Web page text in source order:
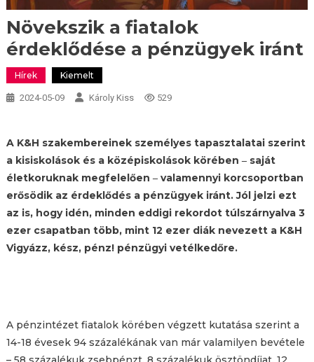
Növekszik a fiatalok
érdeklődése a pénzügyek iránt
Hírek Kiemelt
2024-05-09 Károly Kiss 529
A K&H szakembereinek személyes tapasztalatai szerint
a kisiskolások és a középiskolások körében ‒ saját
életkoruknak megfelelően ‒ valamennyi korcsoportban
erősödik az érdeklődés a pénzügyek iránt. Jól jelzi ezt
az is, hogy idén, minden eddigi rekordot túlszárnyalva 3
ezer csapatban több, mint 12 ezer diák nevezett a K&H
Vigyázz, kész, pénz! pénzügyi vetélkedőre.
A pénzintézet fiatalok körében végzett kutatása szerint a
14-18 évesek 94 százalékának van már valamilyen bevétele